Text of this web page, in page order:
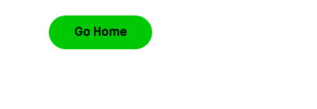
Go Home